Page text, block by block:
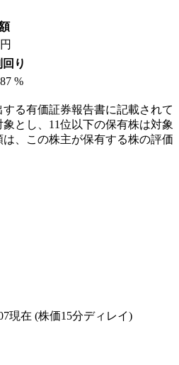
回り
%
る有価証券報告書に記載されて
とし、11位以下の保有株は対象
、この株主が保有する株の評価
現在 (株価15分ディレイ)